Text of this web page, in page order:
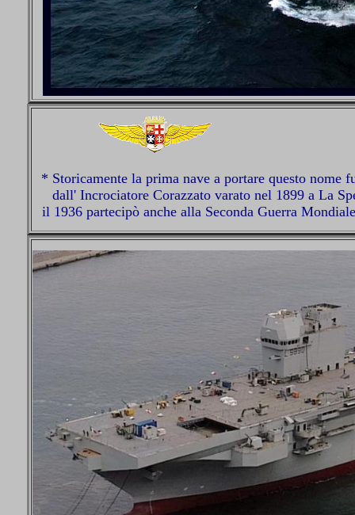
* Storicamente la prima nave a portare questo nome
dall' Incrociatore Corazzato varato nel 1899 a La
il 1936 partecipò anche alla Seconda Guerra